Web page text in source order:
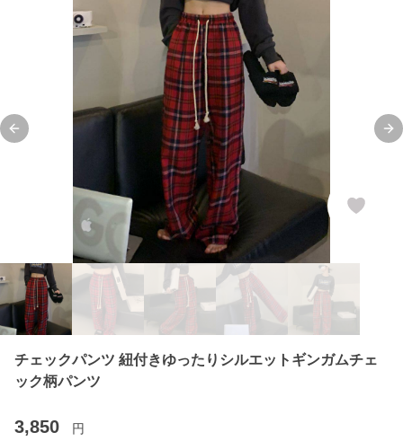
Previous slide
チェックパンツ 紐付きゆったりシルエットギンガムチェ
ック柄パンツ
3,850 円